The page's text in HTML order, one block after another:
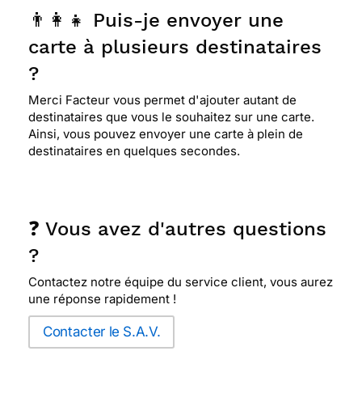
👨‍👩‍👧 Puis-je envoyer une
carte à plusieurs destinataires
?
Merci Facteur vous permet d'ajouter autant de
destinataires que vous le souhaitez sur une carte.
Ainsi, vous pouvez envoyer une carte à plein de
destinataires en quelques secondes.
❓ Vous avez d'autres questions
?
Contactez notre équipe du service client, vous aurez
une réponse rapidement !
Contacter le S.A.V.